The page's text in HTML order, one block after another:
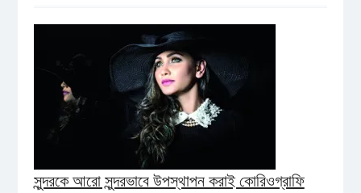
সুন্দরকে আরো সুন্দরভাবে উপস্থাপন করাই কোরিওগ্রাফি